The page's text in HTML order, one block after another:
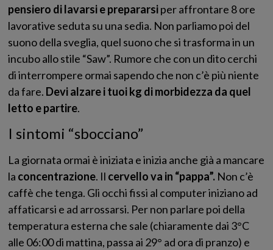
pensiero di lavarsi e prepararsiper affrontare 8 ore
lavorative seduta su una sedia. Non parliamo poi del
suono della sveglia, quel suono che si trasforma in un
incubo allo stile “Saw”. Rumore che con un dito cerchi
di interrompere ormai sapendo che non c’è più niente
da fare. Devi alzare i tuoi kg di morbidezza da quel
letto e partire.
I sintomi “sbocciano”
La giornata ormai è iniziata e inizia anche già a mancare
la concentrazione. Il cervello va in “pappa”. Non c’è
caffè che tenga. Gli occhi fissi al computer iniziano ad
affaticarsi e ad arrossarsi. Per non parlare poi della
temperatura esterna che sale (chiaramente dai 3°C
alle 06:00 di mattina, passa ai 29° ad ora di pranzo) e